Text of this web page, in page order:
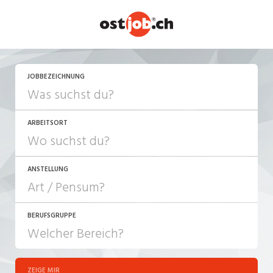
JOBBEZEICHNUNG
ARBEITSORT
ANSTELLUNG
JOB-TYP
Festanstellung
BERUFSGRUPPE
ZEIGE MIR